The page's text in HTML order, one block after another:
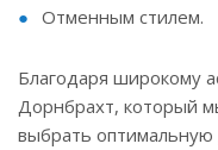
Отменным стилем.
Благодаря широкому
Дорнбрахт, который
выбрать